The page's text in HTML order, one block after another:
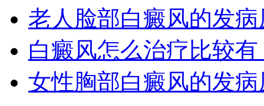
老人脸部白癜风的发
白癜风怎么治疗比较有
女性胸部白癜风的发